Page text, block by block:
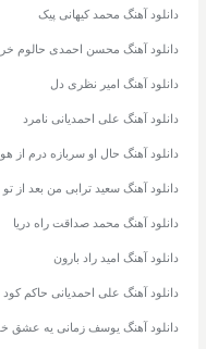
دانلود آهنگ محمد کیهانی پیک
دانلود آهنگ محسن احمدی حالوم
دانلود آهنگ امیر نظری دل
دانلود آهنگ علی احمدیانی نامرد
دانلود آهنگ حال او سربازه درم از
دانلود آهنگ سعید ترابی من بعد از تو
دانلود آهنگ محمد صداقت راه دریا
دانلود آهنگ امید راد بارون
دانلود آهنگ علی احمدیانی حاکم کود
دانلود آهنگ یوسف زمانی یه عشق